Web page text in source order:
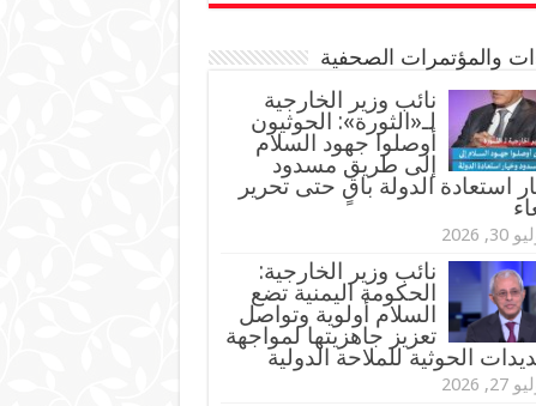
والمؤتمرات الصحفية
‏نائب وزير الخارجية
لـ«الثورة»: الحوثيون
أوصلوا جهود السلام
إلى طريق مسدود
استعادة الدولة باقٍ حتى تحرير
30, 2026
نائب وزير الخارجية:
الحكومة اليمنية تضع
السلام أولوية وتواصل
تعزيز جاهزيتها لمواجهة
الحوثية للملاحة الدولية
27, 2026